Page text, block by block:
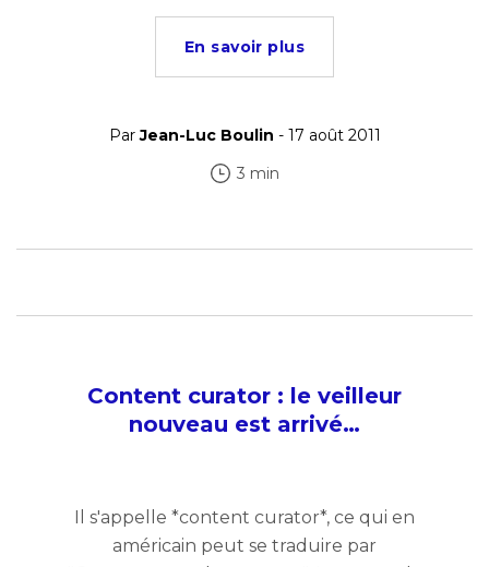
En savoir plus
ParJean-Luc Boulin - 17 août 2011
3 min
Content curator : le veilleur
nouveau est arrivé…
Il s'appelle *content curator*, ce qui en
américain peut se traduire par